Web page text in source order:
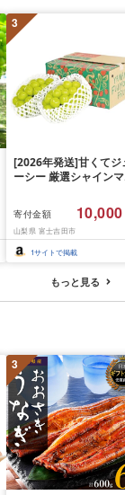
3
[2026年発送]甘くてジ
ーシー 厳選シャインマ
月前半(1〜15日)から
月下旬までの発送) フ
ーツ ぶどう 果物 山梨
産 2026 旬 大粒 高級
寄付金額 10,000
山梨県 富士吉田市
1サイトで掲載
もっと見る
3